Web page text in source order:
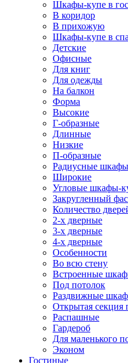
Шкафы-купе в
В коридор
В прихожую
Шкафы-купе в
Детские
Офисные
Для книг
Для одежды
На балкон
Форма
Высокие
Г-образные
Длинные
Низкие
П-образные
Радиусные
Широкие
Угловые шкафы-
Закругленный
Количество
2-х дверные
3-х дверные
4-х дверные
Особенности
Во всю стену
Встроенные
Под потолок
Раздвижные
Открытая секция
Распашные
Гардероб
Для маленького
Эконом
Гостиные